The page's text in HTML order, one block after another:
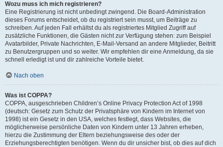
Wozu muss ich mich registrieren?
Eine Registrierung ist nicht unbedingt zwingend. Die Board-Administration
dieses Forums entscheidet, ob du registriert sein musst, um Beiträge zu
schreiben. Auf jeden Fall erhältst du als registriertes Mitglied Zugriff auf
zusätzliche Funktionen, die Gästen nicht zur Verfügung stehen: zum Beispiel
Avatarbilder, Private Nachrichten, E-Mail-Versand an andere Mitglieder, Beitritt
zu Benutzergruppen und so weiter. Wir empfehlen dir eine Anmeldung, da sie
schnell erledigt ist und dir zahlreiche Vorteile bietet.
Nach oben
Was ist COPPA?
COPPA, ausgeschrieben Children’s Online Privacy Protection Act of 1998
(deutsch: Gesetz zum Schutz der Privatsphäre von Kindern im Internet von
1998) ist ein Gesetz in den USA, welches festlegt, dass Websites, die
möglicherweise persönliche Daten von Kindern unter 13 Jahren erheben,
hierzu die Zustimmung der Eltern beziehungsweise des oder der
Erziehungsberechtigten benötigen. Wenn du dir unsicher bist, ob dies auf dich